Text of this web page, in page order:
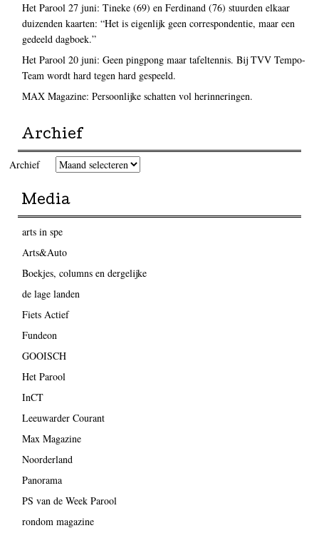
Het Parool 27 juni: Tineke (69) en Ferdinand (76) stuurden elkaar
duizenden kaarten: “Het is eigenlijk geen correspondentie, maar een
gedeeld dagboek.”
Het Parool 20 juni: Geen pingpong maar tafeltennis. Bij TVV Tempo-
Team wordt hard tegen hard gespeeld.
MAX Magazine: Persoonlijke schatten vol herinneringen.
Archief
Archief
Media
arts in spe
Arts&Auto
Boekjes, columns en dergelijke
de lage landen
Fiets Actief
Fundeon
GOOISCH
Het Parool
InCT
Leeuwarder Courant
Max Magazine
Noorderland
Panorama
PS van de Week Parool
rondom magazine